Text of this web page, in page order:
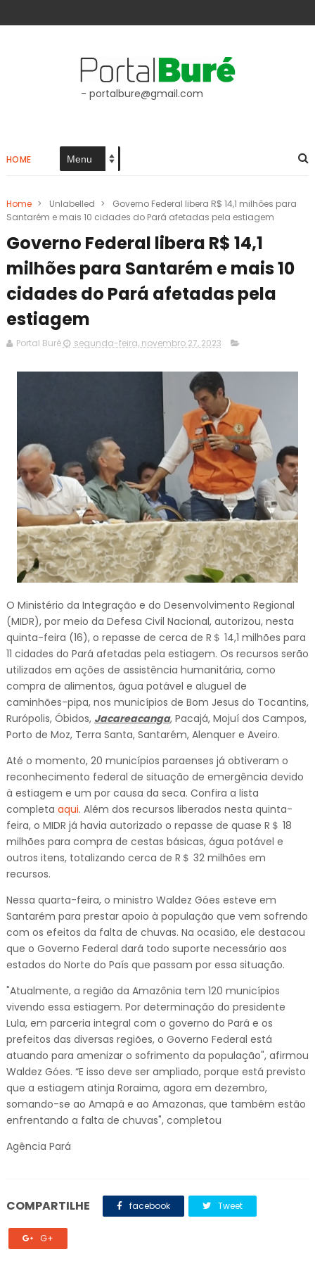
- portalbure@gmail.com
HOME
Home > Unlabelled >
Governo Federal libera R$ 14,1 milhões para
Santarém e mais 10 cidades do Pará afetadas pela estiagem
Governo Federal libera R$ 14,1
milhões para Santarém e mais 10
cidades do Pará afetadas pela
estiagem
Portal Buré segunda-feira, novembro 27, 2023
O Ministério da Integração e do Desenvolvimento Regional
(MIDR), por meio da Defesa Civil Nacional, autorizou, nesta
quinta-feira (16), o repasse de cerca de R＄ 14,1 milhões para
11 cidades do Pará afetadas pela estiagem. Os recursos serão
utilizados em ações de assistência humanitária, como
compra de alimentos, água potável e aluguel de
caminhões-pipa, nos municípios de Bom Jesus do Tocantins,
Rurópolis, Óbidos, Jacareacanga, Pacajá, Mojuí dos Campos,
Porto de Moz, Terra Santa, Santarém, Alenquer e Aveiro.
Até o momento, 20 municípios paraenses já obtiveram o
reconhecimento federal de situação de emergência devido
à estiagem e um por causa da seca. Confira a lista
completa aqui. Além dos recursos liberados nesta quinta-
feira, o MIDR já havia autorizado o repasse de quase R＄ 18
milhões para compra de cestas básicas, água potável e
outros itens, totalizando cerca de R＄ 32 milhões em
recursos.
Nessa quarta-feira, o ministro Waldez Góes esteve em
Santarém para prestar apoio à população que vem sofrendo
com os efeitos da falta de chuvas. Na ocasião, ele destacou
que o Governo Federal dará todo suporte necessário aos
estados do Norte do País que passam por essa situação.
"Atualmente, a região da Amazônia tem 120 municípios
vivendo essa estiagem. Por determinação do presidente
Lula, em parceria integral com o governo do Pará e os
prefeitos das diversas regiões, o Governo Federal está
atuando para amenizar o sofrimento da população", afirmou
Waldez Góes. “E isso deve ser ampliado, porque está previsto
que a estiagem atinja Roraima, agora em dezembro,
somando-se ao Amapá e ao Amazonas, que também estão
enfrentando a falta de chuvas", completou
Agência Pará
COMPARTILHE facebook Tweet
G+